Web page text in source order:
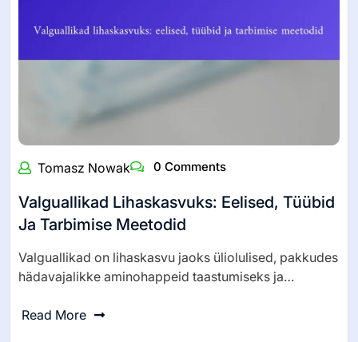
Tomasz Nowak 0 Comments
Valguallikad Lihaskasvuks: Eelised, Tüübid
Ja Tarbimise Meetodid
Valguallikad on lihaskasvu jaoks üliolulised, pakkudes
hädavajalikke aminohappeid taastumiseks ja…
Read More